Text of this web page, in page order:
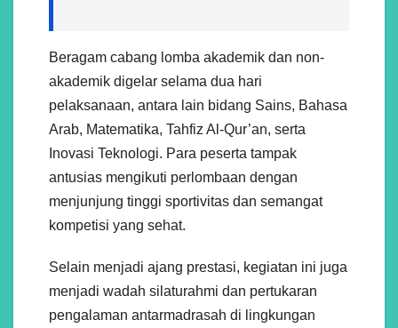
Beragam cabang lomba akademik dan non-
akademik digelar selama dua hari
pelaksanaan, antara lain bidang Sains, Bahasa
Arab, Matematika, Tahfiz Al-Qur’an, serta
Inovasi Teknologi. Para peserta tampak
antusias mengikuti perlombaan dengan
menjunjung tinggi sportivitas dan semangat
kompetisi yang sehat.
Selain menjadi ajang prestasi, kegiatan ini juga
menjadi wadah silaturahmi dan pertukaran
pengalaman antarmadrasah di lingkungan